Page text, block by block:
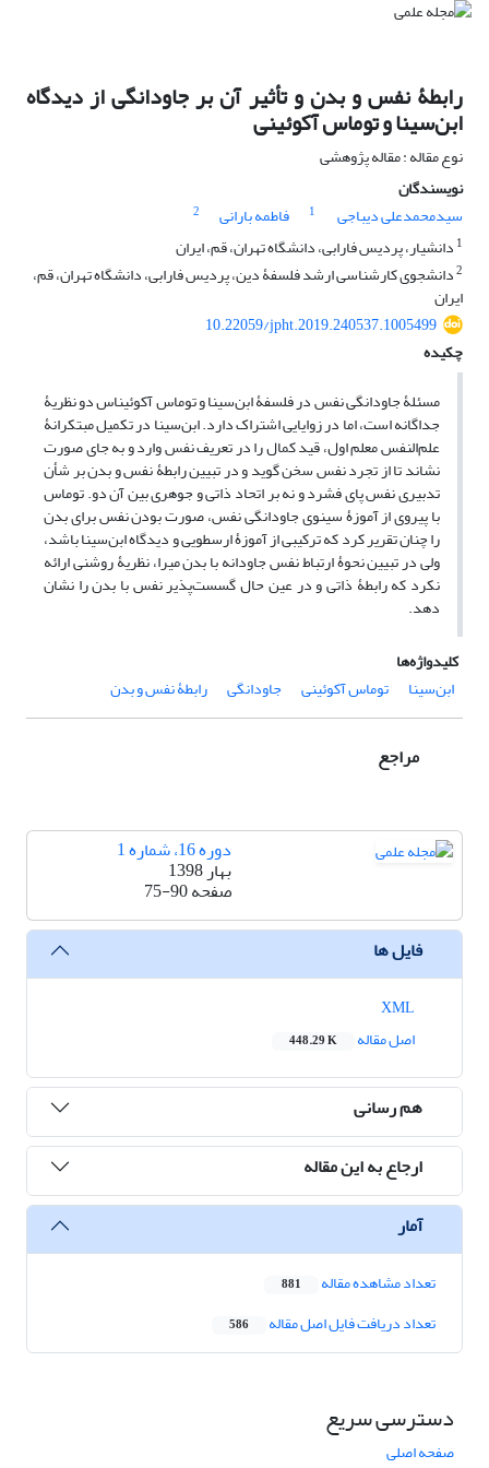
رابطۀ نفس و بدن و تأثیر آن بر جاودانگی از دیدگاه
ابن‌سینا و توماس آکوئینی
نوع مقاله : مقاله پژوهشی
نویسندگان
سیدمحمدعلی دیباجی
1 فاطمه بارانی
2
1 دانشیار، پردیس فارابی، دانشگاه تهران، قم، ایران
2دانشجوی کارشناسی ارشد فلسفۀ دین، پردیس فارابی، دانشگاه تهران، قم،
ایران
10.22059/jpht.2019.240537.1005499
چکیده
مسئلۀ جاودانگی نفس در فلسفۀ ابن‌سینا و توماس آکوئیناس دو نظریۀ
جداگانه است، اما در زوایایی اشتراک دارد. ابن‌سینا در تکمیل مبتکرانۀ
علم‌النفس معلم اول، قید کمال را در تعریف نفس وارد و به جای صورت
نشاند تا از تجرد نفس سخن گوید و در تبیین رابطۀ نفس و بدن بر شأن
تدبیری نفس پای فشرد و نه بر اتحاد ذاتی و جوهری بین آن دو. توماس
با پیروی از آموزۀ سینوی جاودانگی نفس، صورت بودن نفس برای بدن
را چنان تقریر کرد که ترکیبی از آموزۀ ارسطویی و دیدگاه ابن‌سینا باشد،
ولی در تبیین نحوۀ ارتباط نفس جاودانه با بدن میرا، نظریۀ روشنی ارائه
نکرد که رابطۀ ذاتی و در عین حال گسست‌پذیر نفس با بدن را نشان
دهد.
کلیدواژه‌ها
ابن‌سینا
توماس آکوئینی جاودانگی رابطۀ نفس و بدن
مراجع
دوره 16، شماره 1
بهار 1398
صفحه75-90
فایل ها
اصل مقاله
448.29 K
هم رسانی
ارجاع به این مقاله
آمار
تعداد مشاهده مقاله 881
تعداد دریافت فایل اصل مقاله 586
دسترسی سریع
صفحه اصلی